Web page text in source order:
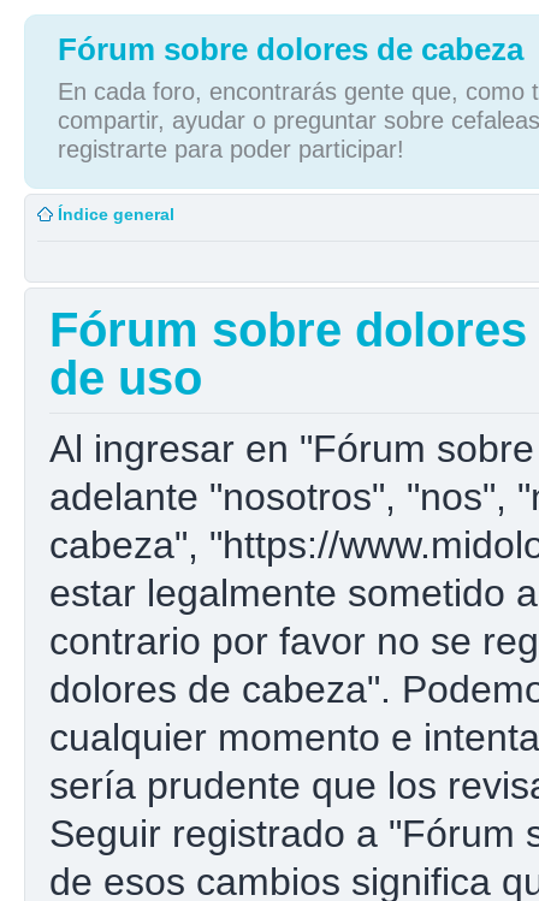
Fórum sobre dolores de cabeza
En cada foro, encontrarás gente que, como
compartir, ayudar o preguntar sobre
registrarte para poder participar!
Índice general
Fórum sobre
de uso
Al ingresar en "Fórum
adelante "nosotros", "nos",
cabeza", "https://
estar legalmente sometido
contrario por favor no se
dolores de cabeza".
cualquier momento e
sería prudente que los
Seguir registrado a "Fórum
de esos cambios significa